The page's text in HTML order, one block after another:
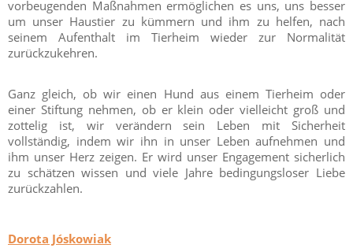
vorbeugenden Maßnahmen ermöglichen es uns, uns besser
um unser Haustier zu kümmern und ihm zu helfen, nach
seinem Aufenthalt im Tierheim wieder zur Normalität
zurückzukehren.
Ganz gleich, ob wir einen Hund aus einem Tierheim oder
einer Stiftung nehmen, ob er klein oder vielleicht groß und
zottelig ist, wir verändern sein Leben mit Sicherheit
vollständig, indem wir ihn in unser Leben aufnehmen und
ihm unser Herz zeigen. Er wird unser Engagement sicherlich
zu schätzen wissen und viele Jahre bedingungsloser Liebe
zurückzahlen.
Dorota Jóskowiak